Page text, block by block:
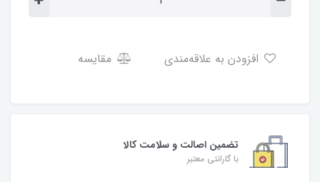
مقایسه
تضمین اصالت و سلامت کالا
با گارانتی معتبر